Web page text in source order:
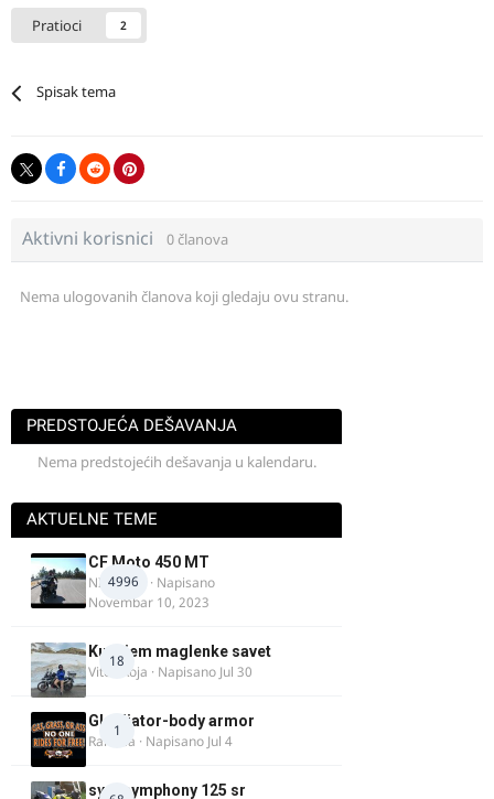
Pratioci 2
Spisak tema
Aktivni korisnici 0 članova
Nema ulogovanih članova koji gledaju ovu stranu.
PREDSTOJEĆA DEŠAVANJA
Nema predstojećih dešavanja u kalendaru.
AKTUELNE TEME
4996
CF Moto 450 MT
NIKOLA 1
· Napisano
Novembar 10, 2023
18
Kupujem maglenke savet
Vitez Koja · Napisano Jul 30
1
Gladijator-body armor
Rale-Ča · Napisano Jul 4
sym symphony 125 sr